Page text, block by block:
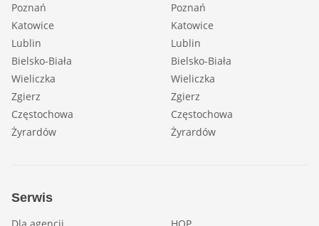
Poznań
Katowice
Lublin
Bielsko-Biała
Wieliczka
Zgierz
Częstochowa
Żyrardów
Poznań
Katowice
Lublin
Bielsko-Biała
Wieliczka
Zgierz
Częstochowa
Żyrardów
Serwis